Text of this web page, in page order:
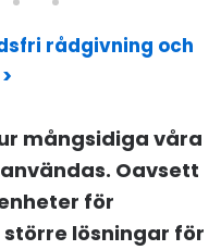
rådgivning och
mångsidiga våra
Oavsett
för
lösningar för